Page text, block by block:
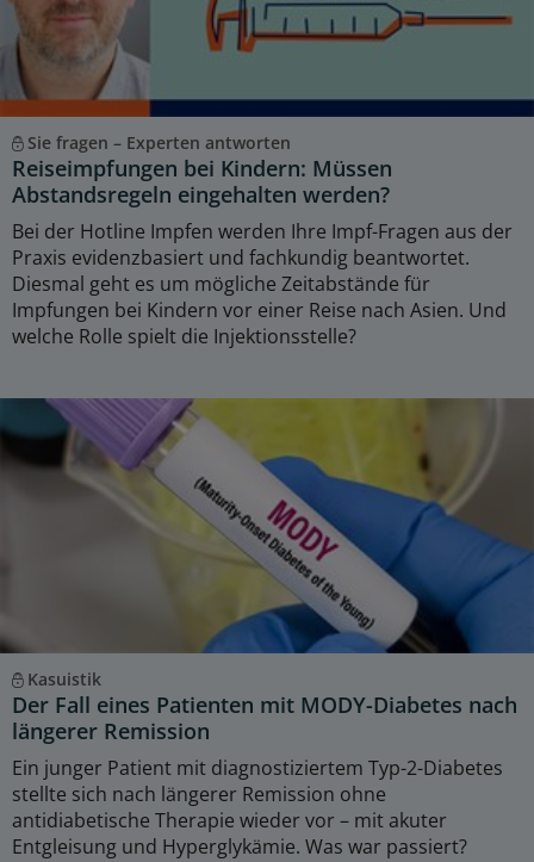
Sie fragen – Experten antworten
Reiseimpfungen bei Kindern: Müssen
Abstandsregeln eingehalten werden?
Bei der Hotline Impfen werden Ihre Impf-Fragen aus der
Praxis evidenzbasiert und fachkundig beantwortet.
Diesmal geht es um mögliche Zeitabstände für
Impfungen bei Kindern vor einer Reise nach Asien. Und
welche Rolle spielt die Injektionsstelle?
Kasuistik
Der Fall eines Patienten mit MODY-Diabetes nach
längerer Remission
Ein junger Patient mit diagnostiziertem Typ-2-Diabetes
stellte sich nach längerer Remission ohne
antidiabetische Therapie wieder vor – mit akuter
Entgleisung und Hyperglykämie. Was war passiert?